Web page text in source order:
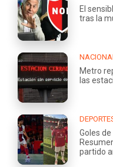
El
tras la
NACIONAL
Metro
las
Goles
partido